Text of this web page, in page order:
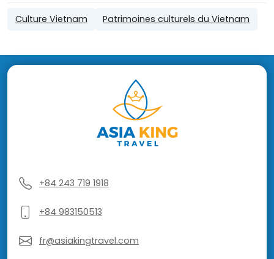
Culture Vietnam Patrimoines culturels du Vietnam
+84 243 719 1918
+84 983150513
fr@asiakingtravel.com